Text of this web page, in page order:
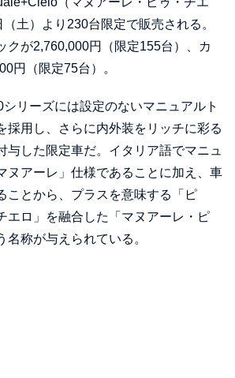
土）より230台限定で販売される。
クが2,760,000円（限定155台）、カ
円（限定75台）。
リーズには設定のないマニュアルト
採用し、さらに内外装をリッチに彩る
与した限定車だ。イタリア語でマニュ
ヌアーレ」仕様であることに加え、車
ことから、プラスを意味する「ピ
エロ」を融合した「マヌアーレ・ピ
名称が与えられている。